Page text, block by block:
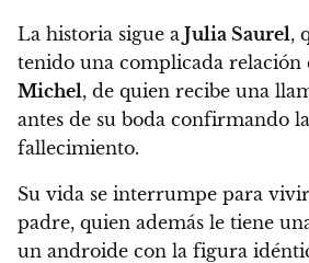
La historia sigue a Julia Saurel,
tenido una complicada relación
Michel, de quien recibe una
antes de su boda confirmando
fallecimiento.
Su vida se interrumpe para
padre, quien además le tiene
un androide con la figura